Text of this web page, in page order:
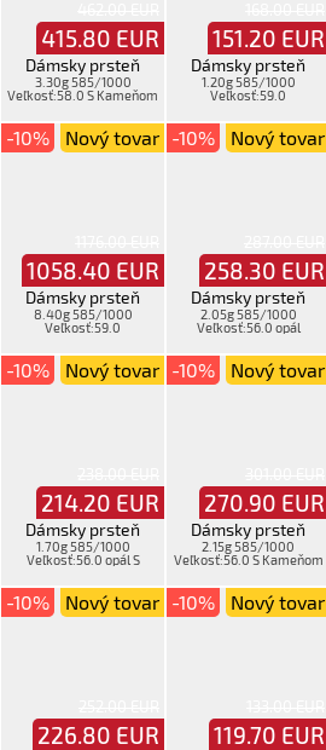
415.80 EUR
Dámsky prsteň
3.30g 585/1000
Veľkosť:58.0 S Kameňom
151.20 EUR
Dámsky prsteň
1.20g 585/1000
Veľkosť:59.0
-10%
1058.40 EUR
Nový tovar
Dámsky prsteň
8.40g 585/1000
Veľkosť:59.0
-10%
258.30 EUR
Nový tovar
Dámsky prsteň
2.05g 585/1000
Veľkosť:56.0 opál
-10%
214.20 EUR
Nový tovar
Dámsky prsteň
1.70g 585/1000
Veľkosť:56.0 opál S
-10%
270.90 EUR
Nový tovar
Dámsky prsteň
2.15g 585/1000
Veľkosť:56.0 S Kameňom
-10%
226.80 EUR
Nový tovar -10%
119.70 EUR
Nový tovar